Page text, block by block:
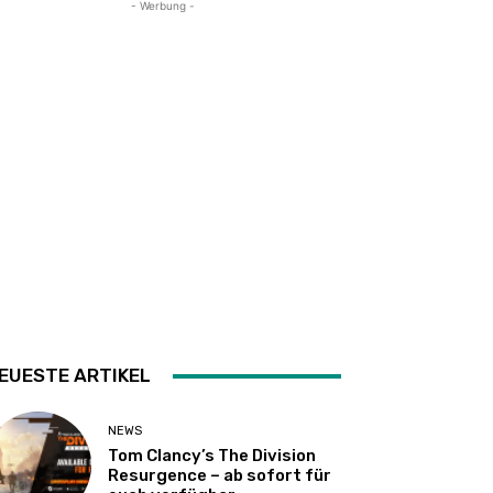
- Werbung -
ARTIKEL
NEWS
Tom Clancy’s The Division
Resurgence – ab sofort für